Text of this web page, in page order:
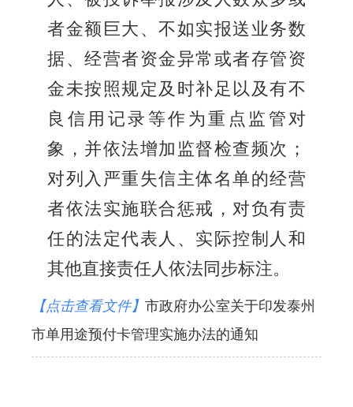
者金额巨大、不如实报送业务数
据、经营者资金异常或者存管资
金未按照规定及时补足以及有不
良信用记录等作为重点监管对
象，并依法增加监督检查频次；
对列入严重失信主体名单的经营
者依法实施联合惩戒，对负有责
任的法定代表人、实际控制人和
其他直接责任人依法同步标注。
【点击查看文件】 市政府办公室关于印发泰州
市单用途预付卡管理实施办法的通知